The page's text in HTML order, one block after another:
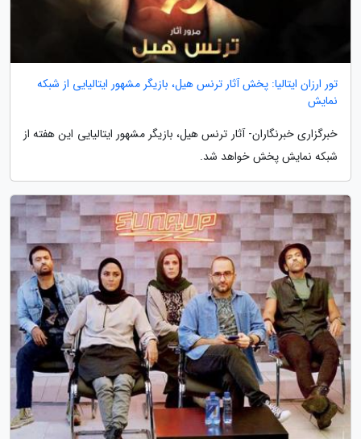
تور ارزان ایتالیا: پخش آثار ترنس هیل، بازیگر مشهور ایتالیایی از شبکه
نمایش
خبرگزاری خبرنگاران- آثار ترنس هیل، بازیگر مشهور ایتالیایی این هفته از
شبکه نمایش پخش خواهد شد.